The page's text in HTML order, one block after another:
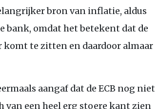
bron van inflatie, aldus
bank, omdat het betekent dat de
te zitten en daardoor almaar
aangaf dat de ECB nog niet
een heel erg stoere kant zien